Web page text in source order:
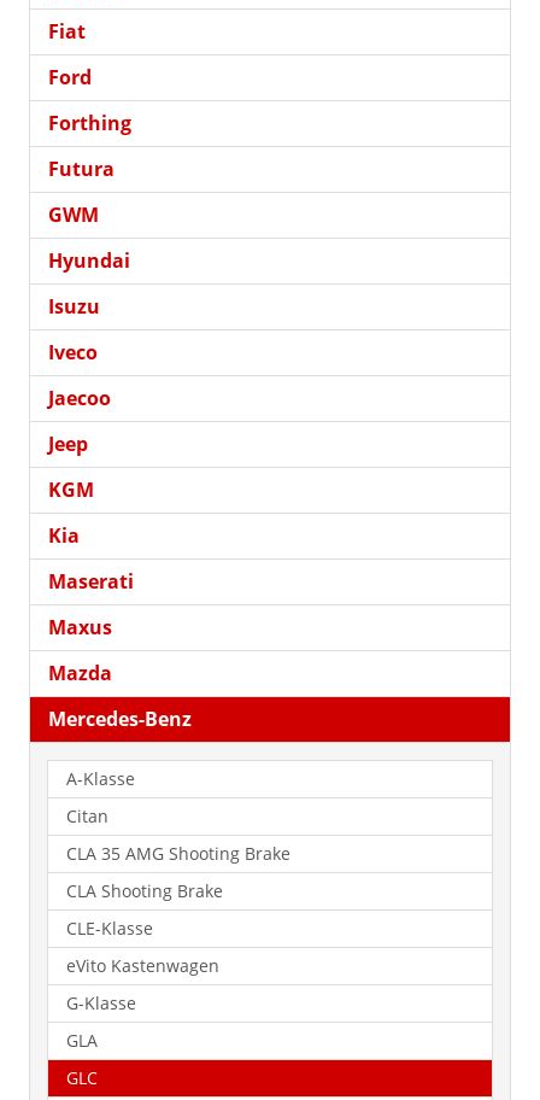
Fiat
Ford
Forthing
Futura
GWM
Hyundai
Isuzu
Iveco
Jaecoo
Jeep
KGM
Kia
Maserati
Maxus
Mazda
Mercedes-Benz
A-Klasse
Citan
CLA 35 AMG Shooting Brake
CLA Shooting Brake
CLE-Klasse
eVito Kastenwagen
G-Klasse
GLA
GLC